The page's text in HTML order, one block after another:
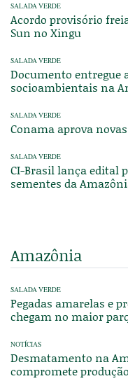
SALADA VERDE
Acordo provisório
Sun no Xingu
SALADA VERDE
Documento entregue
socioambientais na
SALADA VERDE
Conama aprova
SALADA VERDE
CI-Brasil lança edital
sementes da
Amazônia
SALADA VERDE
Pegadas amarelas e
chegam no maior
NOTÍCIAS
Desmatamento na
compromete